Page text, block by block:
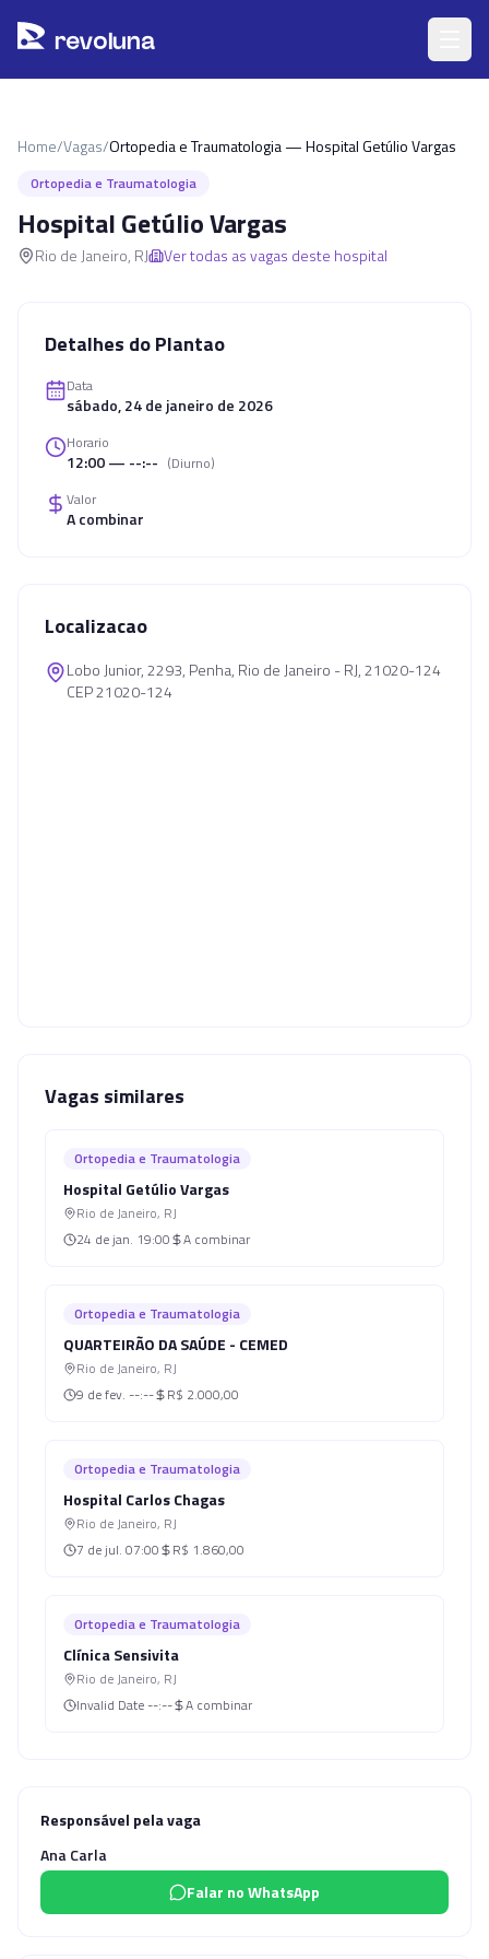
revoluna
Home/Vagas/Ortopedia e Traumatologia — Hospital Getúlio Vargas
Ortopedia e Traumatologia
Hospital Getúlio Vargas
Rio de Janeiro, RJ Ver todas as vagas deste hospital
Detalhes do Plantao
Data
sábado, 24 de janeiro de 2026
Horario
12:00 — --:-- (Diurno)
Valor
A combinar
Localizacao
Lobo Junior, 2293, Penha, Rio de Janeiro - RJ, 21020-124
CEP 21020-124
Vagas similares
Ortopedia e Traumatologia
Hospital Getúlio Vargas
Rio de Janeiro, RJ
24 de jan. 19:00 A combinar
Ortopedia e Traumatologia
QUARTEIRÃO DA SAÚDE - CEMED
Rio de Janeiro, RJ
9 de fev. --:-- R$ 2.000,00
Ortopedia e Traumatologia
Hospital Carlos Chagas
Rio de Janeiro, RJ
7 de jul. 07:00 R$ 1.860,00
Ortopedia e Traumatologia
Clínica Sensivita
Rio de Janeiro, RJ
Invalid Date --:-- A combinar
Responsável pela vaga
Ana Carla
Falar no WhatsApp